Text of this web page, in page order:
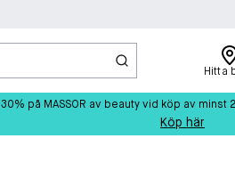
Hitta
30% på MASSOR av beauty vid köp av minst
Köp här